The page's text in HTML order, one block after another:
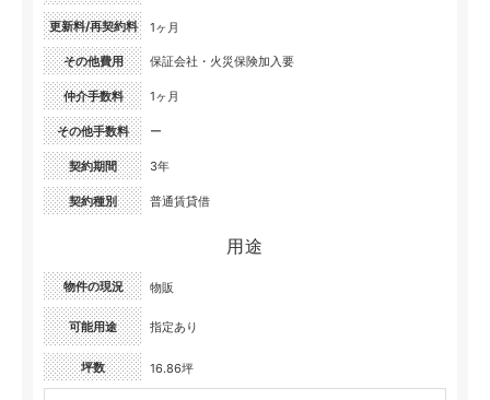
更新料/再契約料 1ヶ月
その他費用 保証会社・火災保険加入要
仲介手数料 1ヶ月
その他手数料 ー
契約期間 3年
契約種別 普通賃貸借
用途
物件の現況 物販
可能用途 指定あり
坪数 16.86坪